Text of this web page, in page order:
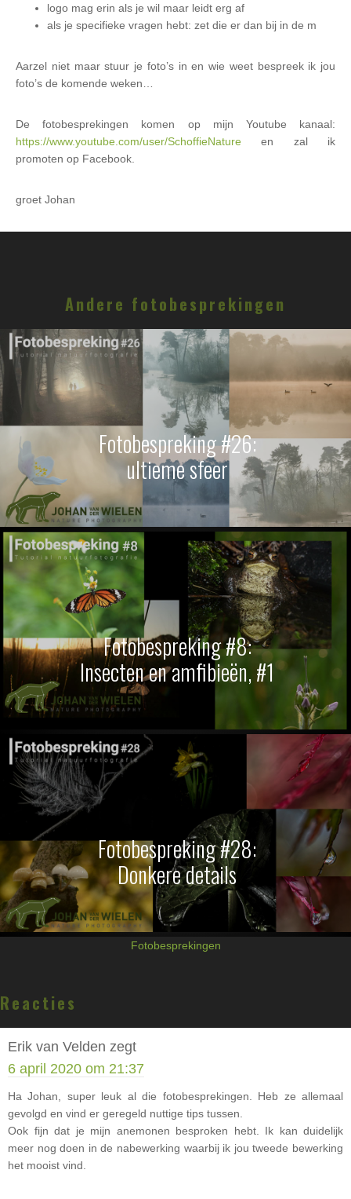
logo mag erin als je wil maar leidt erg af
als je specifieke vragen hebt: zet die er dan bij in de m
Aarzel niet maar stuur je foto’s in en wie weet bespreek ik jou
foto’s de komende weken…
De fotobesprekingen komen op mijn Youtube kanaal:
https://www.youtube.com/user/SchoffieNature en zal ik
promoten op Facebook.
groet Johan
Andere fotobesprekingen
Fotobespreking #26:
ultieme sfeer
Fotobespreking #51
~ creatieve flitstechnieken met
paddenstoelen~, okt. 2022
Fotobespreking #8:
Insecten en amfibieën, #1
Fotobespreking #28:
Donkere details
Fotobesprekingen
Interacties
Reacties
Erik van Velden zegt
6 april 2020 om 21:37
Ha Johan, super leuk al die fotobesprekingen. Heb ze allemaal
gevolgd en vind er geregeld nuttige tips tussen.
Ook fijn dat je mijn anemonen besproken hebt. Ik kan duidelijk
meer nog doen in de nabewerking waarbij ik jou tweede bewerking
het mooist vind.